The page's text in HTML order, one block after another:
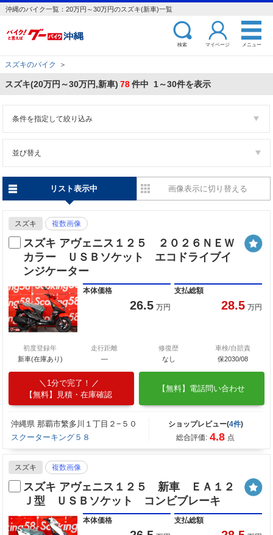
沖縄のバイク一覧：20万円～30万円のスズキ(新車)一覧
検索 マイページ メニュー
スズキのバイク ＞
スズキ(20万円～30万円,新車) 78件中 1～30件を表示
条件を指定して絞り込み
並び替え
リスト表示中 画像表示に切り替える
スズキ 複数画像
スズキ アヴェニス１２５ ２０２６ＮＥＷ
カラー ＵＳＢソケット エコドライブイ
ンジケーター
本体価格
26.5 万円
支払総額
28.5 万円
初度登録年
新車(在庫あり)
走行距離
―
修復歴
なし
車検/自賠責
保2030/08
1分で完了！
【無料】見積・在庫確認
【無料】電話問い合わせ
沖縄県 那覇市繁多川１丁目２−５０
スクーターキング５８
ショップレビュー(4件)
総合評価: 4.8 点
スズキ 複数画像
スズキ アヴェニス１２５ 新車 ＥＡ１２
Ｊ型 ＵＳＢソケット コンビブレーキ
本体価格 支払総額